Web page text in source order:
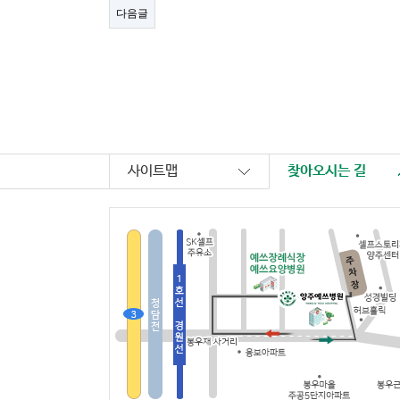
다음글
사이트맵 찾아오시는 길